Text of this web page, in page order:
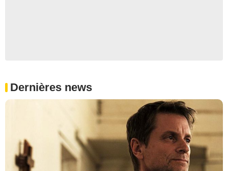
Dernières news